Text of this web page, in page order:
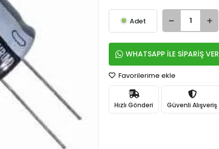
Adet
WHATSAPP İLE SİPARİŞ VER
Favorilerime ekle
Hızlı Gönderi Güvenli Alışveriş